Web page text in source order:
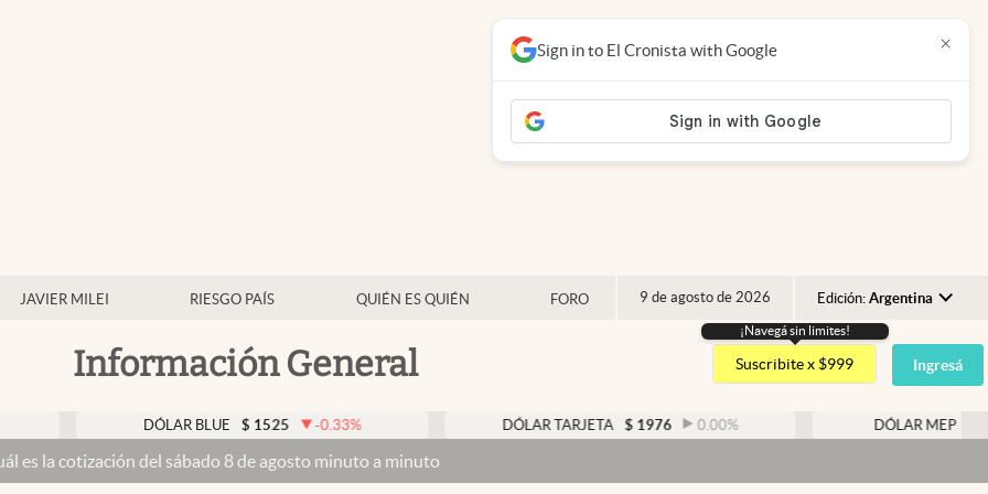
JAVIER MILEI RIESGO PAÍS QUIÉN ES QUIÉN FORO 9 de agosto de 2026 Edición: Argentina
Argentina
España
USA
Información General
¡Navegá sin limites!
Suscribite x $999 Ingresá
DÓLAR BLUE $ 1525 -0.33% DÓLAR TARJETA $ 1976 0.00% DÓLAR MEP $ 1526,03
del sábado 8 de agosto minuto a minuto
Sign in to El Cronista with Google ×